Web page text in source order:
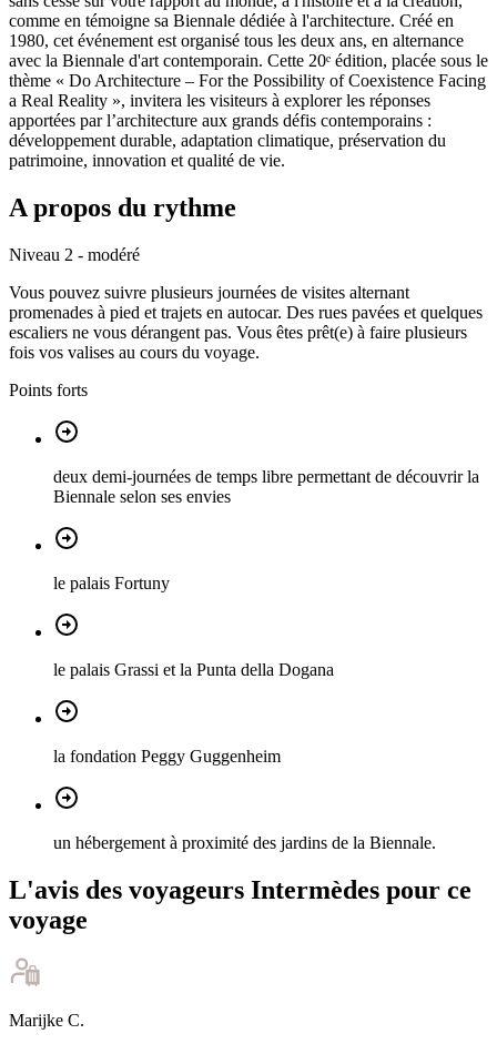
comme en témoigne sa Biennale dédiée à l'architecture. Créé en
1980, cet événement est organisé tous les deux ans, en alternance
avec la Biennale d'art contemporain. Cette 20ᵉ édition, placée sous le
thème « Do Architecture – For the Possibility of Coexistence Facing
a Real Reality », invitera les visiteurs à explorer les réponses
apportées par l’architecture aux grands défis contemporains :
développement durable, adaptation climatique, préservation du
patrimoine, innovation et qualité de vie.
A propos du rythme
Niveau 2 - modéré
Vous pouvez suivre plusieurs journées de visites alternant
promenades à pied et trajets en autocar. Des rues pavées et quelques
escaliers ne vous dérangent pas. Vous êtes prêt(e) à faire plusieurs
fois vos valises au cours du voyage.
Points forts
deux demi-journées de temps libre permettant de découvrir la
Biennale selon ses envies
le palais Fortuny
le palais Grassi et la Punta della Dogana
la fondation Peggy Guggenheim
un hébergement à proximité des jardins de la Biennale.
L'avis des voyageurs Intermèdes pour ce
voyage
Marijke C.